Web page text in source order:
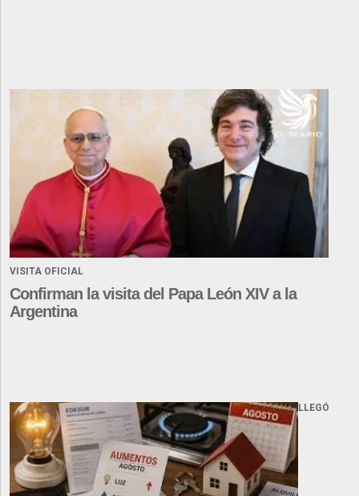
VISITA OFICIAL
Confirman la visita del Papa León XIV a la
Argentina
LLEGÓ